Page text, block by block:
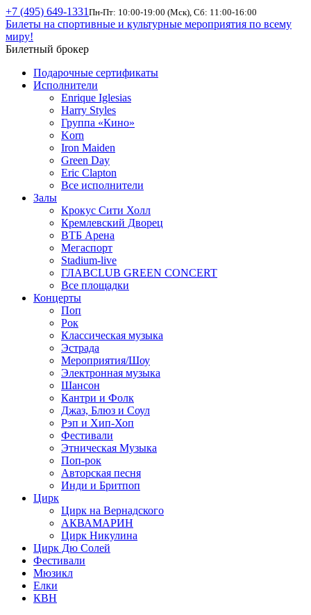
+7 (495) 649-1331 Пн-Пт: 10:00-19:00 (Мск), Сб: 11:00-16:00
Билеты на спортивные и культурные мероприятия по всему
миру!
Билетный брокер
Подарочные сертификаты
Исполнители
Enrique Iglesias
Harry Styles
Группа «Кино»
Korn
Iron Maiden
Green Day
Eric Clapton
Все исполнители
Залы
Крокус Сити Холл
Кремлевский Дворец
ВТБ Арена
Мегаспорт
Stadium-live
ГЛАВCLUB GREEN CONCERT
Все площадки
Концерты
Поп
Рок
Классическая музыка
Эстрада
Мероприятия/Шоу
Электронная музыка
Шансон
Кантри и Фолк
Джаз, Блюз и Соул
Рэп и Хип-Хоп
Фестивали
Этническая Музыка
Поп-рок
Авторская песня
Инди и Бритпоп
Цирк
Цирк на Вернадского
АКВАМАРИН
Цирк Никулина
Цирк Дю Солей
Фестивали
Мюзикл
Елки
КВН